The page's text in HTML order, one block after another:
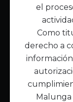
Enlaces de
Publicaciones
Noticias
Contáctanos
Política de
el
Como
derecho a
Malunga